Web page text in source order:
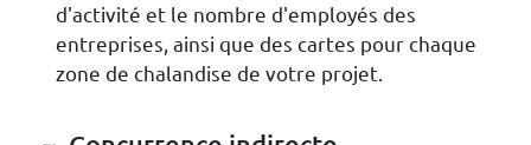
d'activité et le nombre d'employés des
entreprises, ainsi que des cartes pour chaque
zone de chalandise de votre projet.